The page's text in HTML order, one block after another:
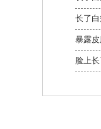
长了
暴露
脸上